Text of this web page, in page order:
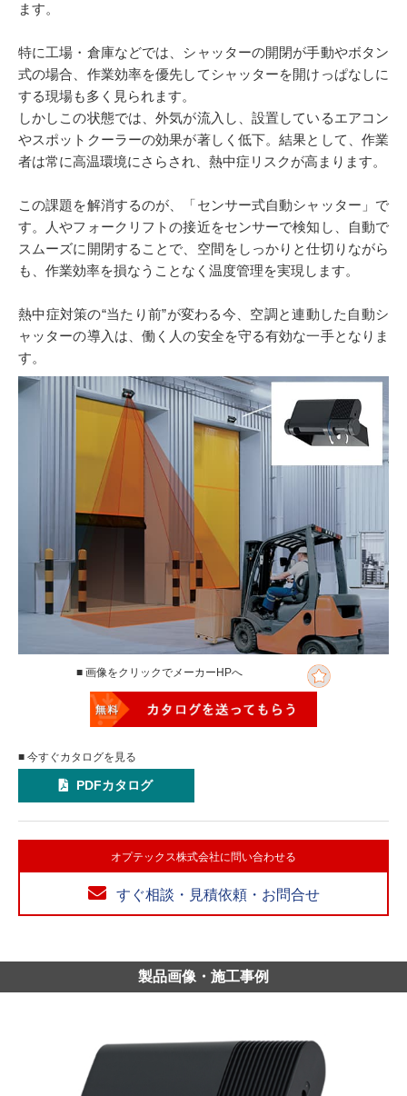
ます。
特に工場・倉庫などでは、シャッターの開閉が手動やボタン
式の場合、作業効率を優先してシャッターを開けっぱなしに
する現場も多く見られます。
しかしこの状態では、外気が流入し、設置しているエアコン
やスポットクーラーの効果が著しく低下。結果として、作業
者は常に高温環境にさらされ、熱中症リスクが高まります。
この課題を解消するのが、「センサー式自動シャッター」で
す。人やフォークリフトの接近をセンサーで検知し、自動で
スムーズに開閉することで、空間をしっかりと仕切りながら
も、作業効率を損なうことなく温度管理を実現します。
熱中症対策の“当たり前”が変わる今、空調と連動した自動シ
ャッターの導入は、働く人の安全を守る有効な一手となりま
す。
■ 画像をクリックでメーカーHPへ
■ 今すぐカタログを見る
PDFカタログ
オプテックス株式会社に問い合わせる
すぐ相談・見積依頼・お問合せ
製品画像・施工事例